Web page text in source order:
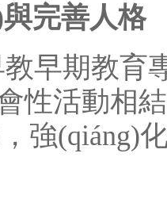
完善人格
早期教育
性活動相
強(qiáng)